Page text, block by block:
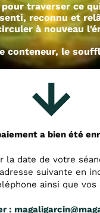
traverser ce
reconnu et
à nouveau
conteneur, le
a bien été
la date de votre
suivante en
ainsi que
: